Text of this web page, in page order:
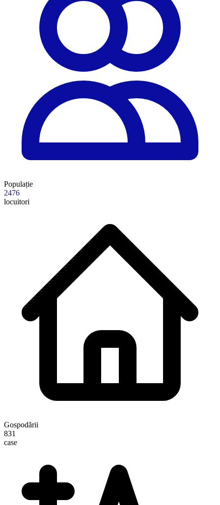
Populație
2476
locuitori
Gospodării
831
case